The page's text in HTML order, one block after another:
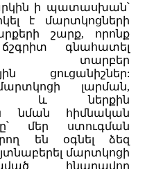
ի պատասխան՝
է մարտկոցների
շարք, որոնք
գնահատել
տարբեր
ցուցանիշներ:
լարման,
և ներքին
նման հիմնական
մեր ստուգման
են օգնել ձեզ
մարտկոցի
հնարավոր